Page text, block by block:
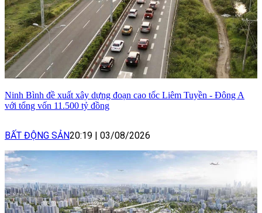
Ninh Bình đề xuất xây dựng đoạn cao tốc Liêm Tuyền - Đông A
với tổng vốn 11.500 tỷ đồng
BẤT ĐỘNG SẢN20:19 | 03/08/2026